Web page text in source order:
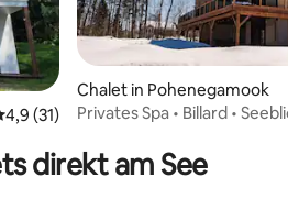
Bewertung: 4,9 von
4,9 (31)
Chalet in Pohenegamook
Privates Spa • Billard •
direkt am See